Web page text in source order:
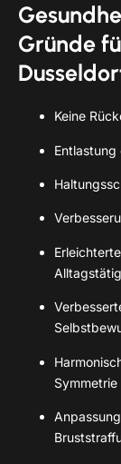
Gründe
Keine
Entlastung
Symmetrie